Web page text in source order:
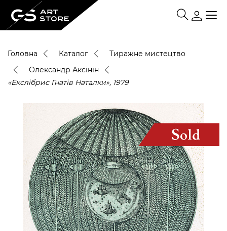
Головна Каталог
Тиражне мистецтво
Олександр Аксінін
«Екслібрис Гнатів Наталки», 1979